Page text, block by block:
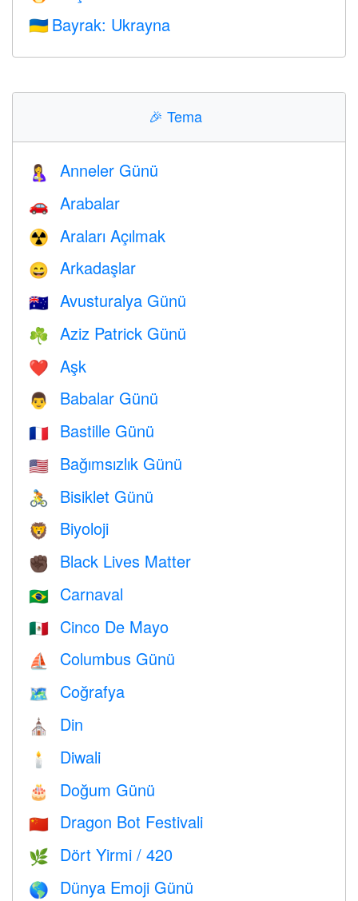
🇺🇦 Bayrak: Ukrayna
🎉 Tema
🤱 Anneler Günü
🚗 Arabalar
☢️ Araları Açılmak
😄 Arkadaşlar
🇦🇺 Avusturalya Günü
☘️ Aziz Patrick Günü
❤️️ Aşk
👨 Babalar Günü
🇫🇷 Bastille Günü
🇺🇸 Bağımsızlık Günü
🚴 Bisiklet Günü
🦁 Biyoloji
✊🏿 Black Lives Matter
🇧🇷 Carnaval
🇲🇽 Cinco De Mayo
⛵️ Columbus Günü
🗺 Coğrafya
⛪️ Din
🕯 Diwali
🎂 Doğum Günü
🇨🇳 Dragon Bot Festivali
🌿 Dört Yirmi / 420
🌎 Dünya Emoji Günü